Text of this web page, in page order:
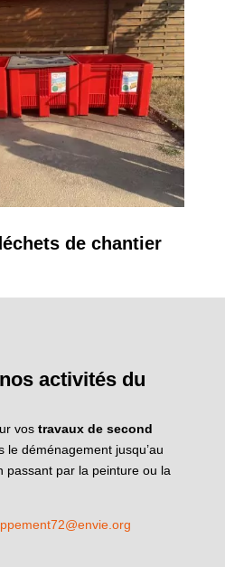
de chantier
activités du
vos travaux de second
le déménagement jusqu’au
passant par la peinture ou la